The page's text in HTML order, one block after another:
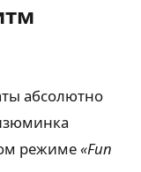
абсолютно
режиме«Fun